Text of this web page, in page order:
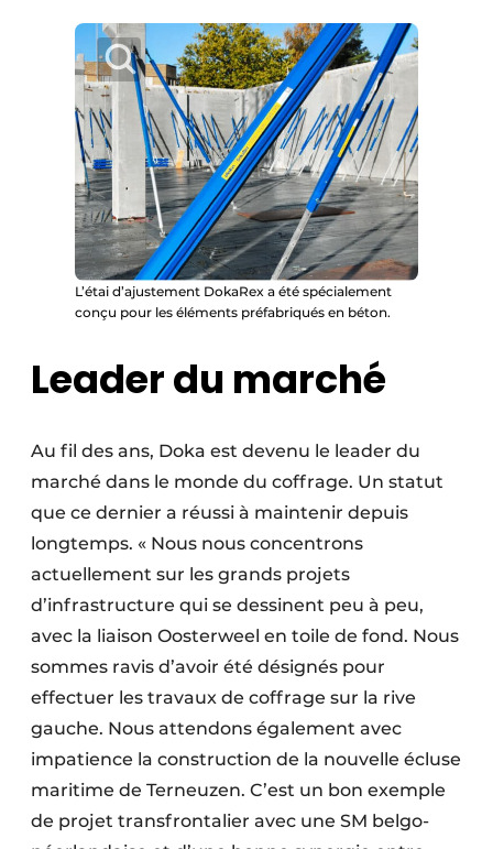
L’étai d’ajustement DokaRex a été spécialement
conçu pour les éléments préfabriqués en béton.
Leader du marché
Au fil des ans, Doka est devenu le leader du
marché dans le monde du coffrage. Un statut
que ce dernier a réussi à maintenir depuis
longtemps. « Nous nous concentrons
actuellement sur les grands projets
d’infrastructure qui se dessinent peu à peu,
avec la liaison Oosterweel en toile de fond. Nous
sommes ravis d’avoir été désignés pour
effectuer les travaux de coffrage sur la rive
gauche. Nous attendons également avec
impatience la construction de la nouvelle écluse
maritime de Terneuzen. C’est un bon exemple
de projet transfrontalier avec une SM belgo-